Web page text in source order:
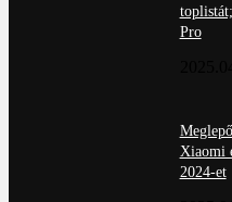
Pro
Xiaomi
2024-et